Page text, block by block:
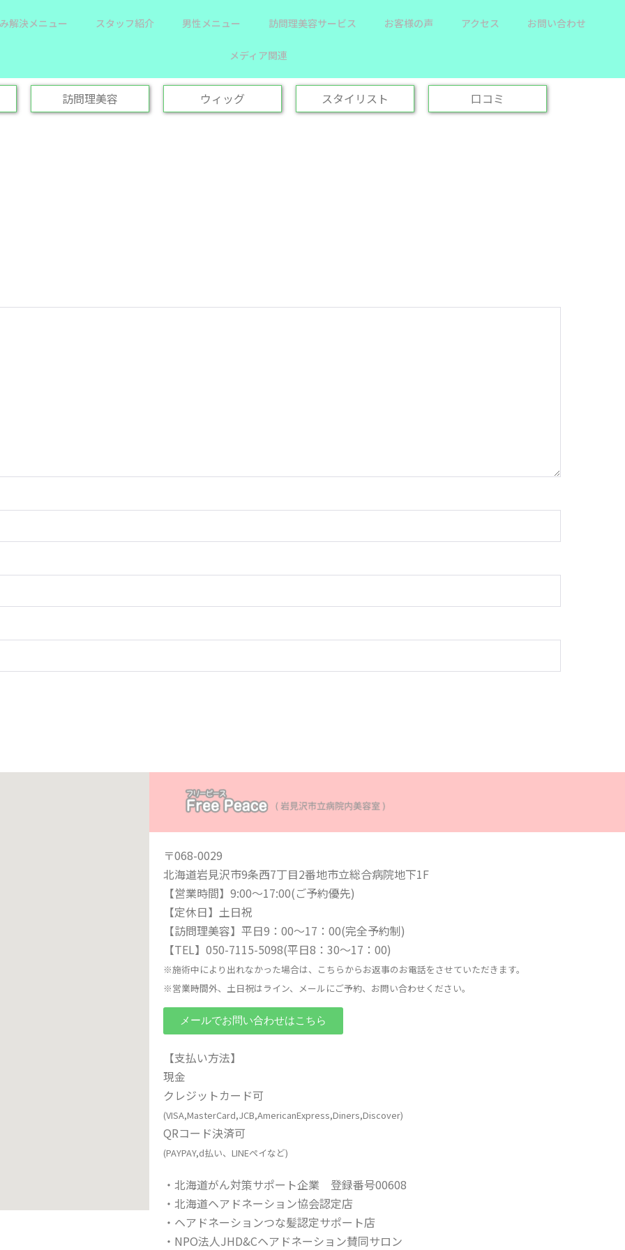
解決メニュー スタッフ紹介 男性メニュー 訪問理美容サービス お客様の声 アクセス お問い合わせ
メディア関連
訪問理美容 ウィッグ スタイリスト 口コミ
〒068-0029
北海道岩見沢市9条西7丁目2番地市立総合病院地下1F
【営業時間】9:00〜17:00(ご予約優先)
【定休日】土日祝
【訪問理美容】平日9：00〜17：00(完全予約制)
【TEL】050-7115-5098(平日8：30〜17：00)
※施術中により出れなかった場合は、こちらからお返事のお電話をさせていただきます。
※営業時間外、土日祝はライン、メールにご予約、お問い合わせください。
メールでお問い合わせはこちら
【支払い方法】
現金
クレジットカード可
(VISA,MasterCard,JCB,AmericanExpress,Diners,Discover)
QRコード決済可
(PAYPAY,d払い、LINEペイなど)
・北海道がん対策サポート企業 登録番号00608
・北海道ヘアドネーション協会認定店
・ヘアドネーションつな髪認定サポート店
・NPO法人JHD&Cヘアドネーション賛同サロン